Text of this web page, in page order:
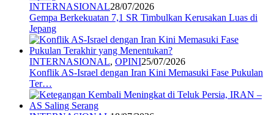
INTERNASIONAL28/07/2026
Gempa Berkekuatan 7,1 SR Timbulkan Kerusakan Luas di
Jepang
INTERNASIONAL, OPINI25/07/2026
Konflik AS-Israel dengan Iran Kini Memasuki Fase Pukulan
Ter…